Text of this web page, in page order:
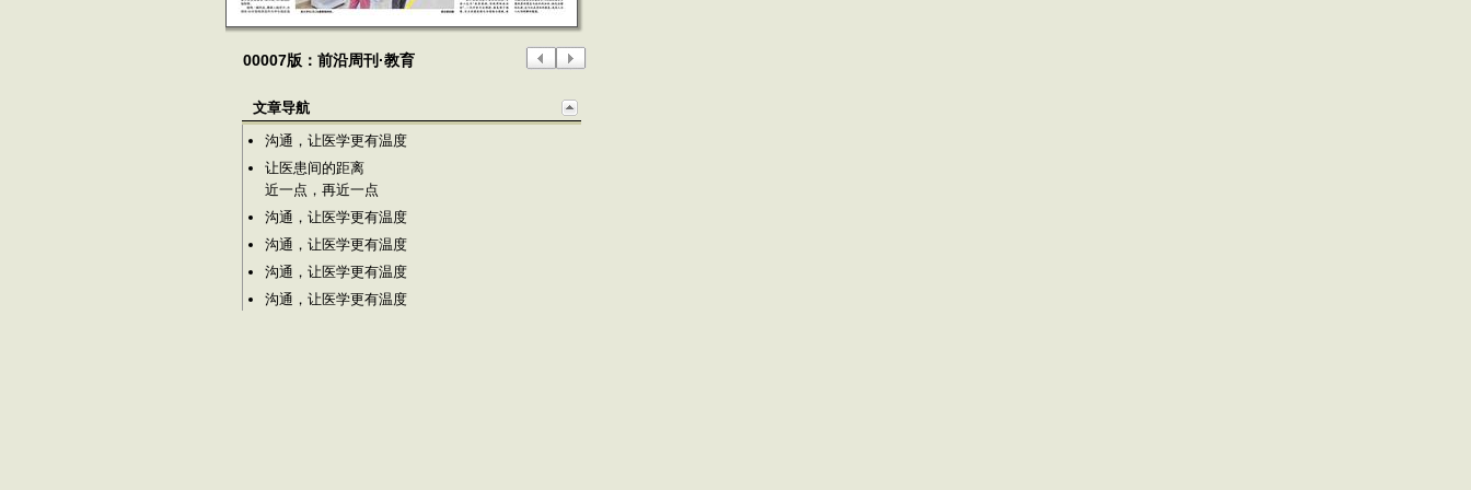
00007版：前沿周刊·教育
文章导航
沟通，让医学更有温度
让医患间的距离
近一点，再近一点
沟通，让医学更有温度
沟通，让医学更有温度
沟通，让医学更有温度
沟通，让医学更有温度